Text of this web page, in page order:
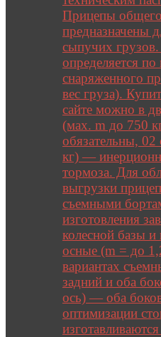
Прицепы общего
предназначены
сыпучих грузов.
определяется
снаряженного
вес груза).
сайте можно в
(мах. m до 750
обязательны,
кг) —
тормоза. Для
выгрузки
съемными
изготовления
колесной базы
осные (m = до
вариантах
задний и оба
ось) — оба
оптимизации